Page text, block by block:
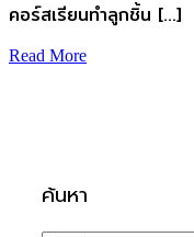
คอร์สเรียนทำลูกชิ้น […]
Read More
ค้นหา